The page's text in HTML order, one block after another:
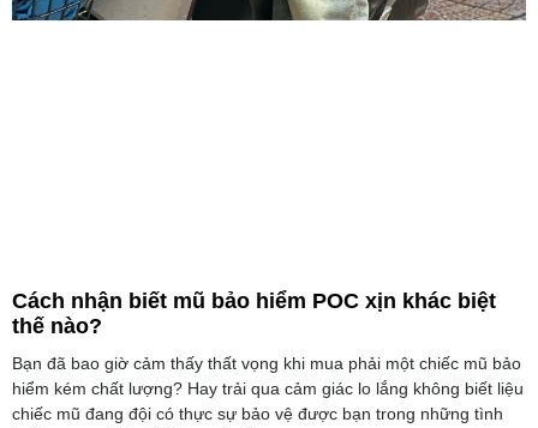
Cách nhận biết mũ bảo hiểm POC xịn khác biệt
thế nào?
Bạn đã bao giờ cảm thấy thất vọng khi mua phải một chiếc mũ bảo
hiểm kém chất lượng? Hay trải qua cảm giác lo lắng không biết liệu
chiếc mũ đang đội có thực sự bảo vệ được bạn trong những tình